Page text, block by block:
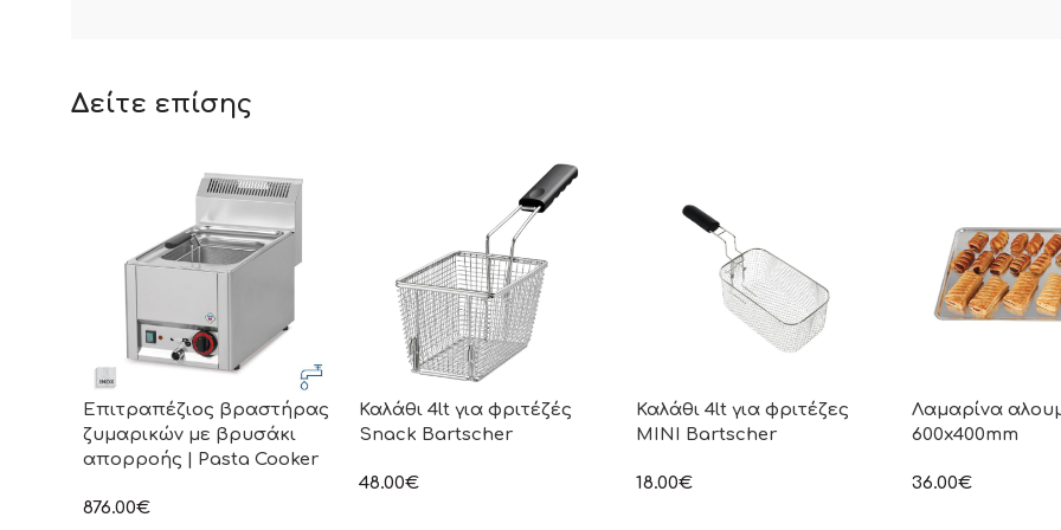
Δείτε επίσης
Επιτραπέζιος βραστήρας
ζυμαρικών με βρυσάκι
απορροής | Pasta Cooker
876.00€
Καλάθι 4lt για φριτέζές
Snack Bartscher
48.00€
Καλάθι 4lt για φριτέζες
MINI Bartscher
18.00€
Λαμαρίνα
600x400mm
36.00€